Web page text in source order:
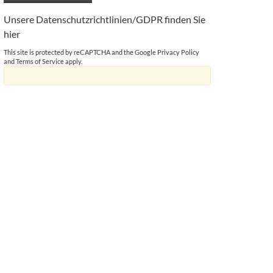
Unsere Datenschutzrichtlinien/GDPR finden Sie
hier
This site is protected by reCAPTCHA and the Google Privacy Policy
andTerms of Serviceapply.